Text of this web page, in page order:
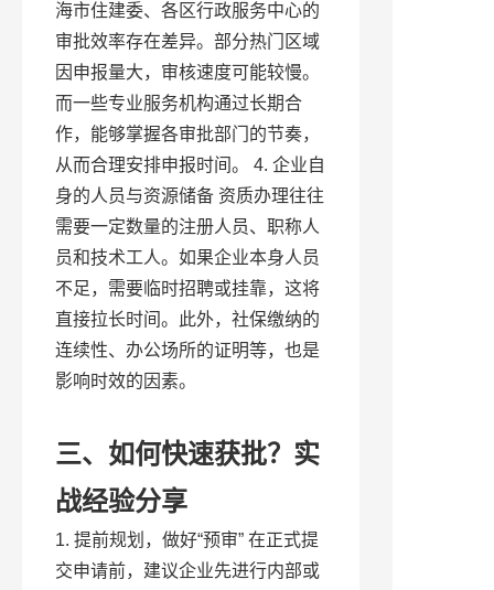
海市住建委、各区行政服务中心的
审批效率存在差异。部分热门区域
因申报量大，审核速度可能较慢。
而一些专业服务机构通过长期合
作，能够掌握各审批部门的节奏，
从而合理安排申报时间。 4. 企业自
身的人员与资源储备 资质办理往往
需要一定数量的注册人员、职称人
员和技术工人。如果企业本身人员
不足，需要临时招聘或挂靠，这将
直接拉长时间。此外，社保缴纳的
连续性、办公场所的证明等，也是
影响时效的因素。
三、如何快速获批？实
战经验分享
1. 提前规划，做好“预审” 在正式提
交申请前，建议企业先进行内部或